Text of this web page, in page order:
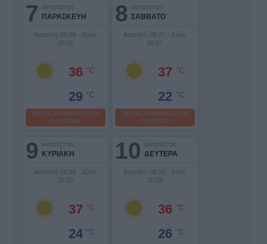
7 ΑΥΓΟΥΣΤΟΥ
ΠΑΡΑΣΚΕΥΗ
Ανατολή: 06:36 - Δύση:
20:32
36 °C
29 °C
ΥΨΗΛΕΣ ΘΕΡΜΟΚΡΑΣΙΕΣ ΓΙΑ
ΤΗΝ ΕΠΟΧΗ
8 ΑΥΓΟΥΣΤΟΥ
ΣΑΒΒΑΤΟ
Ανατολή: 06:37 - Δύση:
20:31
37 °C
22 °C
ΥΨΗΛΕΣ ΘΕΡΜΟΚΡΑΣΙΕΣ ΓΙΑ
ΤΗΝ ΕΠΟΧΗ
9 ΑΥΓΟΥΣΤΟΥ
ΚΥΡΙΑΚΗ
Ανατολή: 06:38 - Δύση:
20:30
37 °C
24 °C
10 ΑΥΓΟΥΣΤΟΥ
ΔΕΥΤΕΡΑ
Ανατολή: 06:39 - Δύση:
20:28
36 °C
26 °C